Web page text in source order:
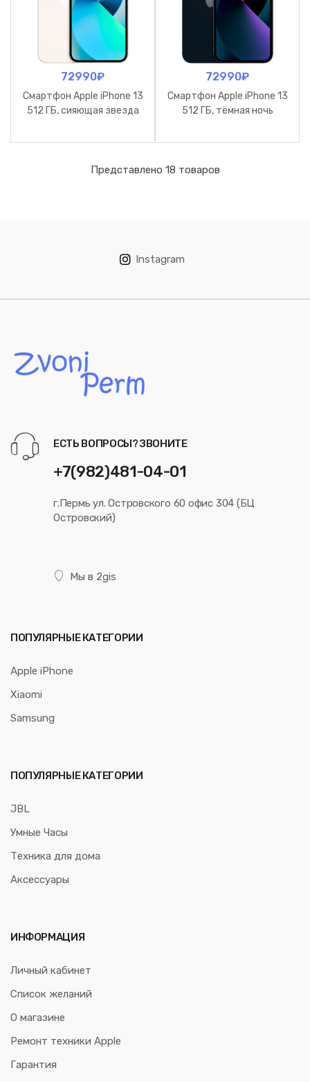
72990₽
Смартфон Apple iPhone 13
512 ГБ, сияющая звезда
72990₽
Смартфон Apple iPhone 13
512 ГБ, тёмная ночь
Представлено 18 товаров
Instagram
ЕСТЬ ВОПРОСЫ? ЗВОНИТЕ
+7(982)481-04-01
г.Пермь ул. Островского 60 офис 304 (БЦ
Островский)
Мы в 2gis
ПОПУЛЯРНЫЕ КАТЕГОРИИ
Apple iPhone
Xiaomi
Samsung
ПОПУЛЯРНЫЕ КАТЕГОРИИ
JBL
Умные Часы
Техника для дома
Аксессуары
ИНФОРМАЦИЯ
Личный кабинет
Список желаний
О магазине
Ремонт техники Apple
Гарантия